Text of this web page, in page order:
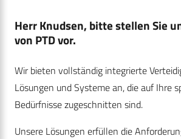
Herr Knudsen, bitte stellen Sie
von PTD vor.
Wir bieten vollständig integrierte
Lösungen und Systeme an, die auf Ihre
Bedürfnisse zugeschnitten sind.
Unsere Lösungen erfüllen die